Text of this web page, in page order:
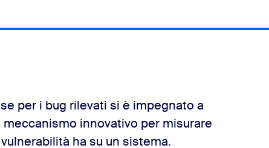
per i bug rilevati si è impegnato a
innovativo per misurare
ha su un sistema.